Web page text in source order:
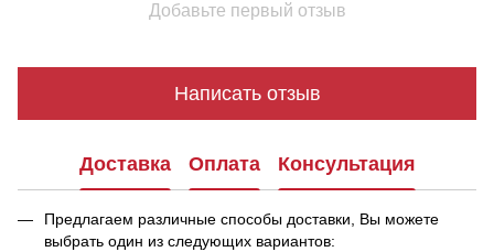
Добавьте первый отзыв
Написать отзыв
Доставка Оплата Консультация
Предлагаем различные способы доставки, Вы можете
выбрать один из следующих вариантов: